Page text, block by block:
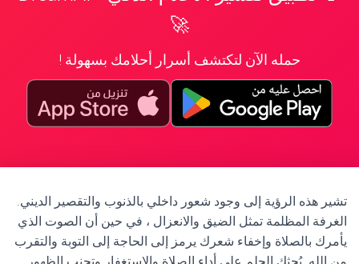
🚀
حمله الآن لتكتشف أسرار أحلامك بسهولة !
تشير هذه الرؤية إلى وجود شعور داخلي بالذنوب والتقصير الديني.
الغرفة المظلمة تمثل الضيق والانعزال ، في حين أن الصوت الذي
يأمرك بالصلاة وإخفاء شعرك يرمز إلى الحاجة إلى التوبة والتقرب